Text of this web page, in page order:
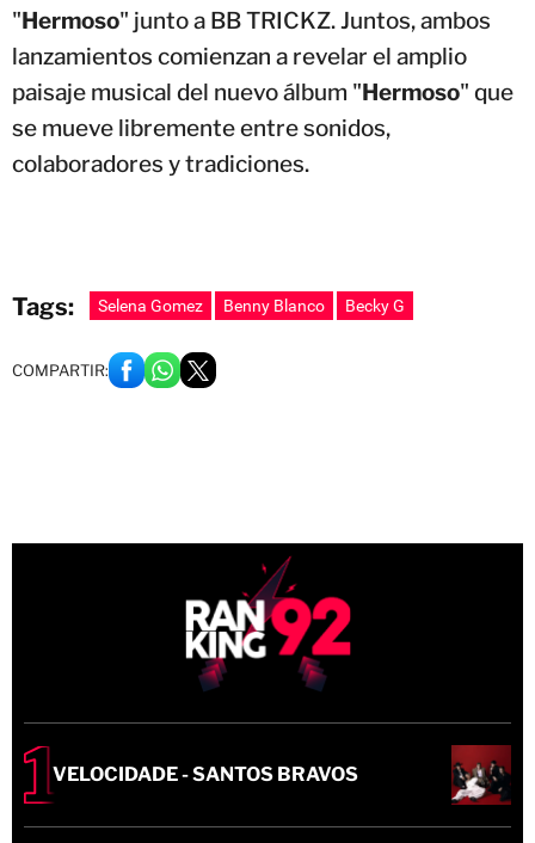
"Hermoso" junto a BB TRICKZ. Juntos, ambos
lanzamientos comienzan a revelar el amplio
paisaje musical del nuevo álbum "Hermoso" que
se mueve libremente entre sonidos,
colaboradores y tradiciones.
Tags: Selena Gomez Benny Blanco Becky G
COMPARTIR:
VELOCIDADE - SANTOS BRAVOS